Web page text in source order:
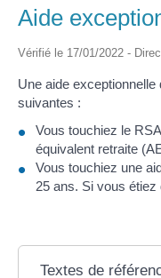
Aide
Vérifié le 17/01/2022 -
Une aide
suivantes :
Vous touchiez le
équivalent retraite
Vous touchiez une
25 ans. Si vous
Textes de